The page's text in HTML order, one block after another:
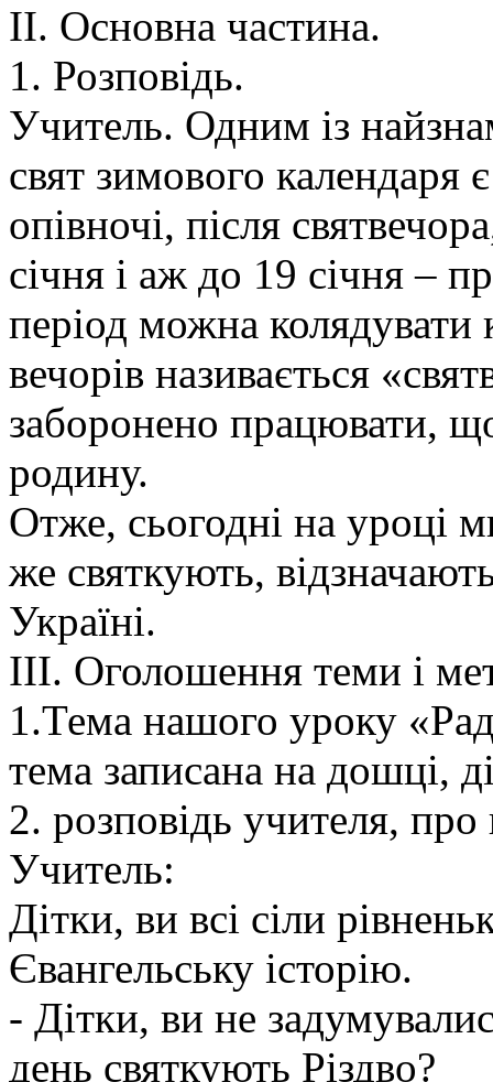
ІІ. Основна частина.
1. Розповідь.
Учитель. Одним із
свят зимового
опівночі, після
січня і аж до 19 січня –
період можна
вечорів називається
заборонено працювати,
родину.
Отже, сьогодні на уроці
же святкують,
Україні.
ІІІ. Оголошення теми і
1.Тема нашого уроку
тема записана на дошці,
2. розповідь учителя,
Учитель:
Дітки, ви всі сіли
Євангельську історію.
- Дітки, ви не
день святкують Різдво?